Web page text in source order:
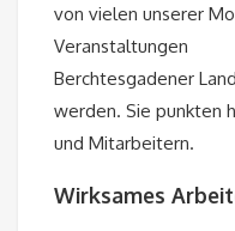
von vielen unserer
Veranstaltungen
Berchtesgadener
werden. Sie punkten
und Mitarbeitern.
Wirksames